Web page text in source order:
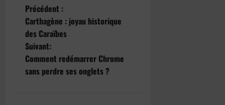
N
a
v
i
Précédent :
Carthagène : joyau historique
des Caraïbes
Suivant:
Comment redémarrer Chrome
sans perdre ses onglets ?